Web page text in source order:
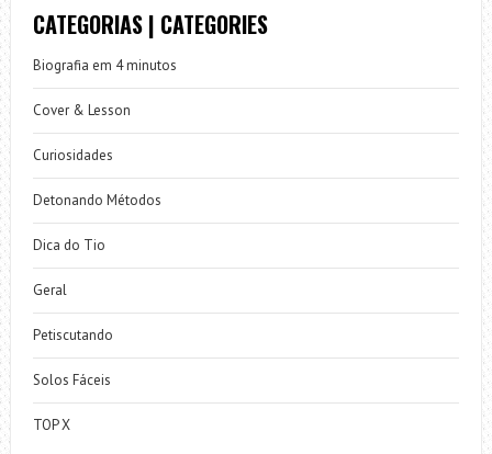
CATEGORIAS | CATEGORIES
Biografia em 4 minutos
Cover & Lesson
Curiosidades
Detonando Métodos
Dica do Tio
Geral
Petiscutando
Solos Fáceis
TOP X